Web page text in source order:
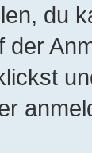
du
der